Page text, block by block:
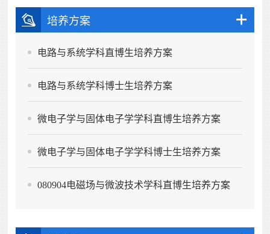
培养方案
电路与系统学科直博生培养方案
电路与系统学科博士生培养方案
微电子学与固体电子学学科直博生培养方案
微电子学与固体电子学学科博士生培养方案
080904电磁场与微波技术学科直博生培养方案